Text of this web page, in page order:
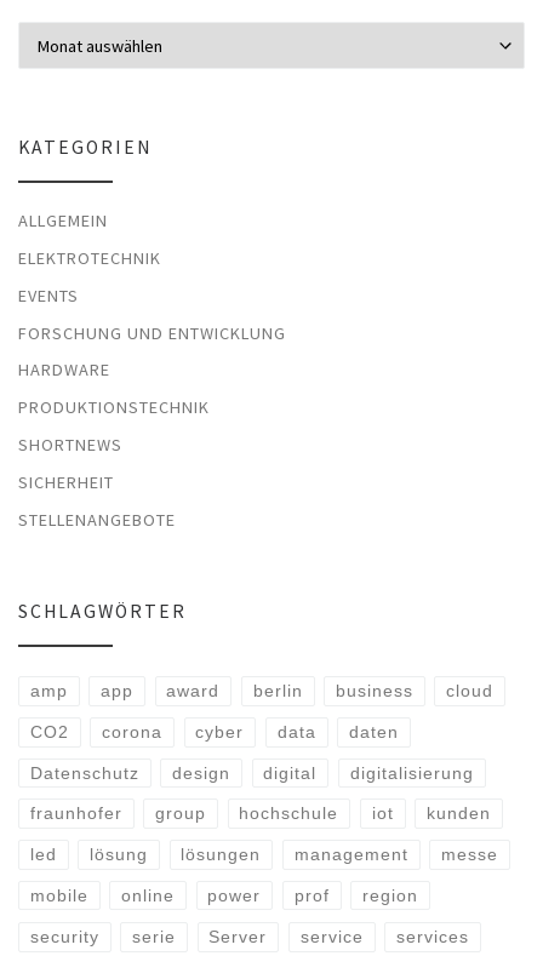
KATEGORIEN
ALLGEMEIN
ELEKTROTECHNIK
EVENTS
FORSCHUNG UND ENTWICKLUNG
HARDWARE
PRODUKTIONSTECHNIK
SHORTNEWS
SICHERHEIT
STELLENANGEBOTE
SCHLAGWÖRTER
amp app award berlin business cloud
CO2 corona cyber data daten
Datenschutz design digital digitalisierung
fraunhofer group hochschule iot kunden
led lösung lösungen management messe
mobile online power prof region
security serie Server service services